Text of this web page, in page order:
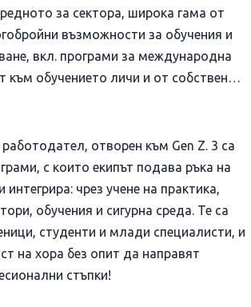
за сектора, широка гама от
възможности за обучения и
вкл. програми за международна
към обучението личи и от собствения
отворен към Gen Z. 3 са
с които екипът подава ръка на
интегрира: чрез учене на практика,
обучения и сигурна среда. Те са
студенти и млади специалисти, и
на хора без опит да направят
стъпки!